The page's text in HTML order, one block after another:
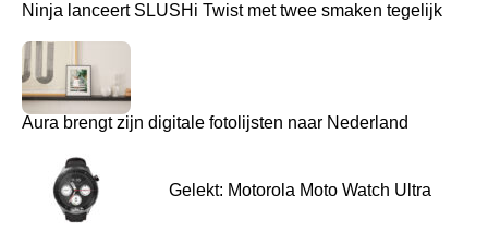
Ninja lanceert SLUSHi Twist met twee smaken tegelijk
Aura brengt zijn digitale fotolijsten naar Nederland
Gelekt: Motorola Moto Watch Ultra